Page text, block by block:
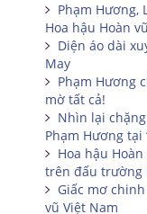
Phạm Hương,
Hoa hậu Hoàn
Diện áo dài
May
Phạm Hương
mờ tất cả!
Nhìn lại
Phạm Hương tại
Hoa hậu
trên đấu trường
Giấc mơ
vũ Việt Nam